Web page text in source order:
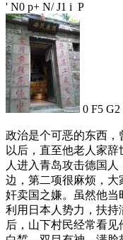
' N0 p+ N/ J1 i P
0 F5
政治是个可恶的东西
以后，直至他老人家
人进入青岛攻击德国
边，第二项很麻烦，大
奸卖国之嫌。虽然他当
利用日本人势力，扶
后，山下村民经常看